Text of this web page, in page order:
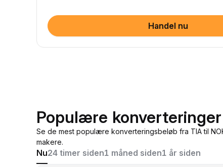
Handel nu
Populære
Se de mest populære konverteringsbeløb fra TIA til
makere.
Nu24 timer siden1 måned siden1 år siden